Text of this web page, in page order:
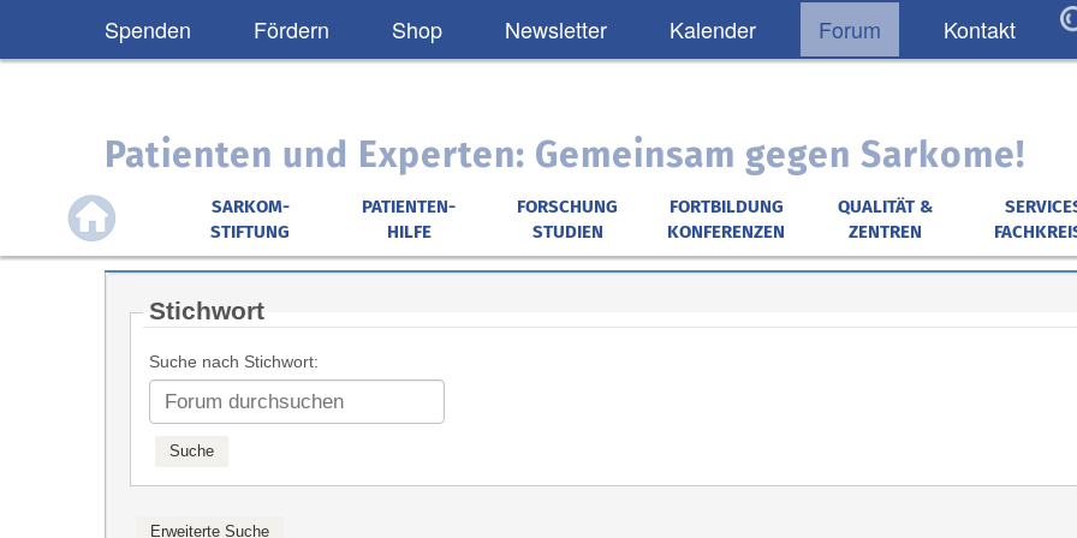
Spenden Fördern Shop Newsletter Kalender Forum Kontakt
Patienten und Experten: Gemeinsam gegen Sarkome!
SARKOM-
STIFTUNG
PATIENTEN-
HILFE
FORSCHUNG
STUDIEN
FORTBILDUNG
KONFERENZEN
QUALITÄT &
ZENTREN
Stichwort
Suche nach Stichwort: